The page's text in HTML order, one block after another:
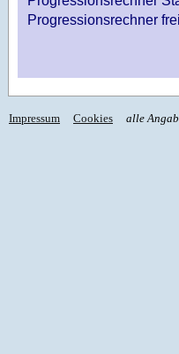
Progressionsrechner
Impressum Cookies alle